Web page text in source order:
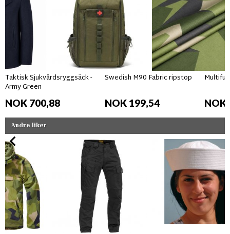
Taktisk Sjukvårdsryggsäck -
Army Green
NOK 700,88
Swedish M90 Fabric ripstop
NOK 199,54 NOK
Andre liker